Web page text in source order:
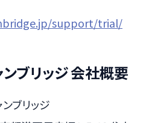
support/trial/
ブリッジ 会社概要
ブリッジ